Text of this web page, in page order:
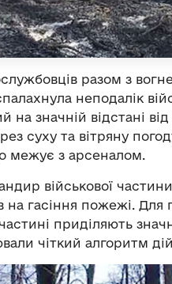
разом з
неподалік
значній відстані від
суху та вітряну
межує з арсеналом.
військової частини
гасіння пожежі. Для
приділяють
чіткий алгоритм